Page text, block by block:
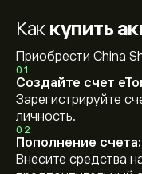
Как купить
Приобрести China
01
Создайте счет
Зарегистрируйте
личность.
02
Пополнение счета:
Внесите средства